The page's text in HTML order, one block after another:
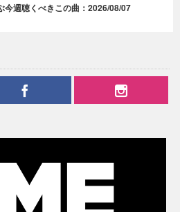
今週聴くべきこの曲：2026/08/07